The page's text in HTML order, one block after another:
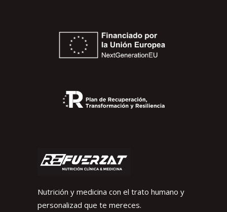
Nutrición y medicina con el trato humano y
personalizad que te mereces.